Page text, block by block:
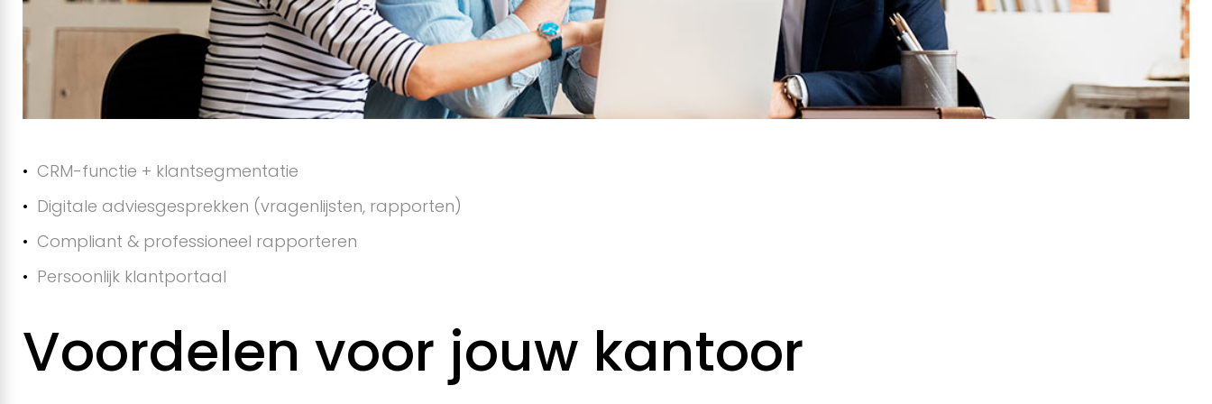
e
t
o
o
l
CRM-functie + klantsegmentatie
Digitale adviesgesprekken (vragenlijsten, rapporten)
Compliant & professioneel rapporteren
Persoonlijk klantportaal
Voordelen voor jouw kantoor